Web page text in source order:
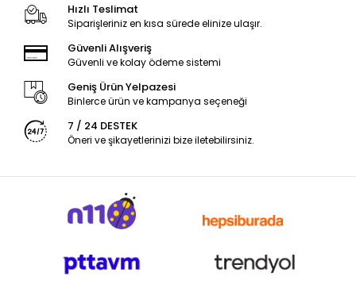
Hızlı Teslimat
Siparişleriniz en kısa sürede elinize ulaşır.
Güvenli Alışveriş
Güvenli ve kolay ödeme sistemi
Geniş Ürün Yelpazesi
Binlerce ürün ve kampanya seçeneği
7 / 24 DESTEK
Öneri ve şikayetlerinizi bize iletebilirsiniz.